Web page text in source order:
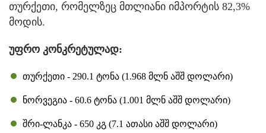
თურქეთი, რომელზეც მთლიანი იმპორტის 82,3%
მოდის.
უფრო კონკრეტულად:
თურქეთი - 290.1 ტონა (1.968 მლნ აშშ დოლარი)
ნორვეგია - 60.6 ტონა (1.001 მლნ აშშ დოლარი)
შრი-ლანკა - 650 კგ (7.1 ათასი აშშ დოლარი)